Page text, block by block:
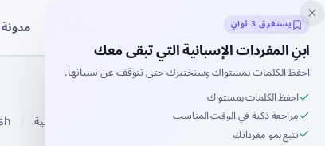
Inklingo مدونة
الرئيسية
يستغرق 3 ثوانٍ
ابنِ المفردات الإسبانية التي تبقى معك
احفظ الكلمات بمستواك وسنختبرك حتى تتوقف عن نسيانها.
احفظ الكلمات بمستواك
مراجعة ذكية في الوقت المناسب
تتبع نمو مفرداتك